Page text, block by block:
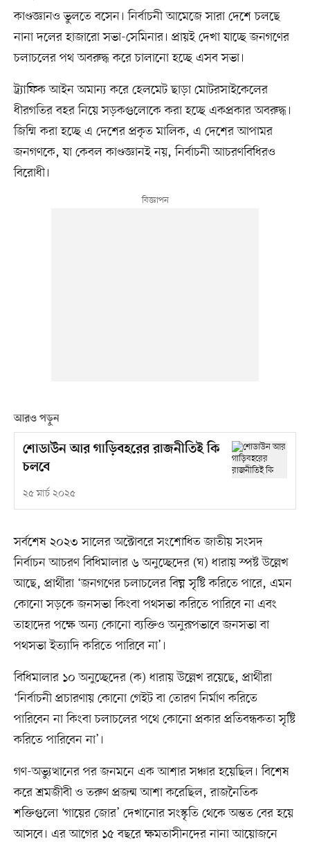
কাণ্ডজ্ঞানও ভুলতে বসেন। নির্বাচনী আমেজে সারা দেশে চলছে
নানা দলের হাজারো সভা-সেমিনার। প্রায়ই দেখা যাচ্ছে জনগণের
চলাচলের পথ অবরুদ্ধ করে চালানো হচ্ছে এসব সভা।
ট্র্যাফিক আইন অমান্য করে হেলমেট ছাড়া মোটরসাইকেলের
ধীরগতির বহর নিয়ে সড়কগুলোকে করা হচ্ছে একপ্রকার অবরুদ্ধ।
জিম্মি করা হচ্ছে এ দেশের প্রকৃত মালিক, এ দেশের আপামর
জনগণকে, যা কেবল কাণ্ডজ্ঞানই নয়, নির্বাচনী আচরণবিধিরও
বিরোধী।
আরও পড়ুন
শোডাউন আর গাড়িবহরের রাজনীতিই কি
চলবে
২৫ মার্চ ২০২৫
সর্বশেষ ২০২৩ সালের অক্টোবরে সংশোধিত জাতীয় সংসদ
নির্বাচন আচরণ বিধিমালার ৬ অনুচ্ছেদের (ঘ) ধারায় স্পষ্ট উল্লেখ
আছে, প্রার্থীরা ‘জনগণের চলাচলের বিঘ্ন সৃষ্টি করিতে পারে, এমন
কোনো সড়কে জনসভা কিংবা পথসভা করিতে পারিবে না এবং
তাহাদের পক্ষে অন্য কোনো ব্যক্তিও অনুরূপভাবে জনসভা বা
পথসভা ইত্যাদি করিতে পারিবে না’।
বিধিমালার ১০ অনুচ্ছেদের (ক) ধারায় উল্লেখ রয়েছে, প্রার্থীরা
‘নির্বাচনী প্রচারণায় কোনো গেইট বা তোরণ নির্মাণ করিতে
পারিবেন না কিংবা চলাচলের পথে কোনো প্রকার প্রতিবন্ধকতা সৃষ্টি
করিতে পারিবেন না’।
গণ-অভ্যুত্থানের পর জনমনে এক আশার সঞ্চার হয়েছিল। বিশেষ
করে শ্রমজীবী ও তরুণ প্রজন্ম আশা করেছিল, রাজনৈতিক
শক্তিগুলো ‘গায়ের জোর’ দেখানোর সংস্কৃতি থেকে অন্তত বের হয়ে
আসবে। এর আগের ১৫ বছরে ক্ষমতাসীনদের নানা আয়োজনে